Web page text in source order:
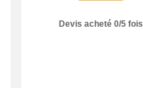
Devis acheté 0/5fois